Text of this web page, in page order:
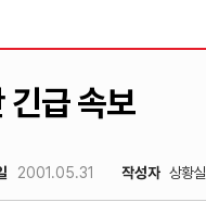
급 속보
2001.05.31 작성자 상황실